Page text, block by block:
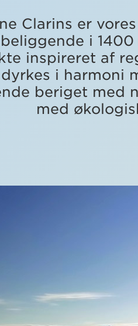
Clarins er
i
inspireret af
i harmoni
beriget med
med